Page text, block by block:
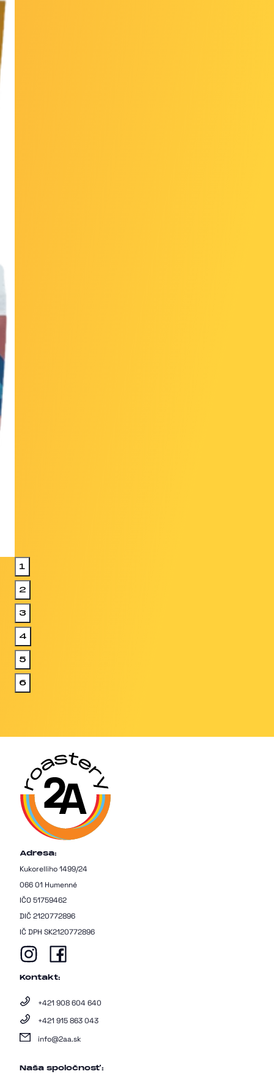
1
2
3
4
5
6
Adresa:
Kukorelliho 1499/24
066 01 Humenné
IČO 51759462
DIČ 2120772896
IČ DPH SK2120772896
Kontakt:
+421 908 604 640
+421 915 863 043
info@2aa.sk
Naša spoločnosť: